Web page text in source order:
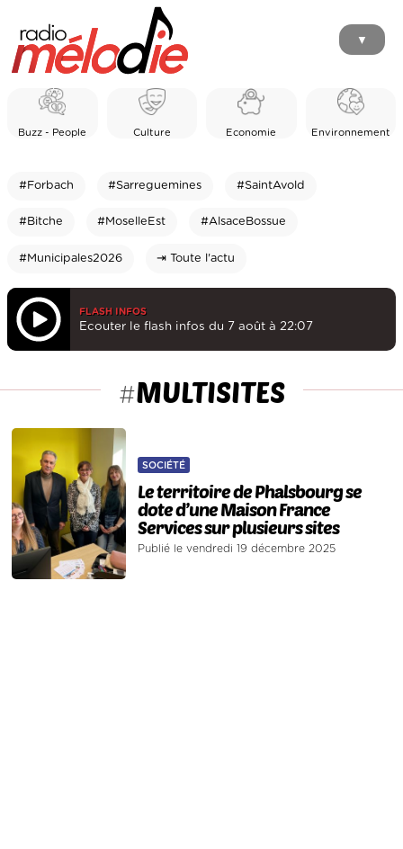
▼
Buzz - People Culture Economie Environnement
#Forbach #Sarreguemines #SaintAvold
#Bitche #MoselleEst #AlsaceBossue
#Municipales2026 ⇥ Toute l'actu
FLASH INFOS
Ecouter le flash infos du 7 août à 22:07
#MULTISITES
SOCIÉTÉ
Le territoire de Phalsbourg se
dote d’une Maison France
Services sur plusieurs sites
Publié le vendredi 19 décembre 2025